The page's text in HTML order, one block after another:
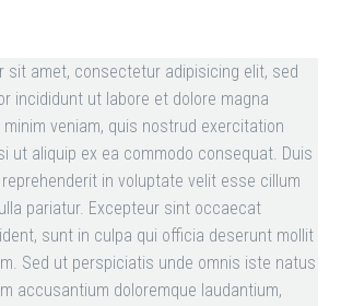
sit amet, consectetur adipisicing elit, sed
incididunt ut labore et dolore magna
minim veniam, quis nostrud exercitation
ut aliquip ex ea commodo consequat. Duis
in voluptate velit esse cillum
pariatur. Excepteur sint occaecat
sunt in culpa qui officia deserunt mollit
Sed ut perspiciatis unde omnis iste natus
accusantium doloremque laudantium,